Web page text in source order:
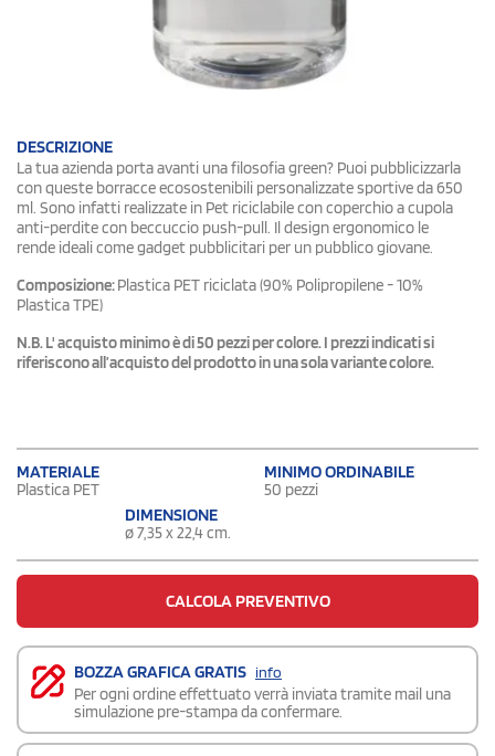
DESCRIZIONE
La tua azienda porta avanti una filosofia green? Puoi pubblicizzarla
con queste borracce ecosostenibili personalizzate sportive da 650
ml. Sono infatti realizzate in Pet riciclabile con coperchio a cupola
anti-perdite con beccuccio push-pull. Il design ergonomico le
rende ideali come gadget pubblicitari per un pubblico giovane.
Composizione:Plastica PET riciclata (90% Polipropilene - 10%
Plastica TPE)
N.B. L' acquisto minimo è di 50 pezzi per colore. I prezzi indicati si
riferiscono all’acquisto del prodotto in una sola variante colore.
MATERIALE
Plastica PET
MINIMO ORDINABILE
50 pezzi
DIMENSIONE
ø 7,35 x 22,4 cm.
CALCOLA PREVENTIVO
BOZZA GRAFICA GRATIS info
Per ogni ordine effettuato verrà inviata tramite mail una
simulazione pre-stampa da confermare.